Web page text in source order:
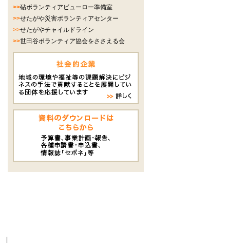
>>砧ボランティアビューロー準備室
>>せたがや災害ボランティアセンター
>>せたがやチャイルドライン
>>世田谷ボランティア協会をささえる会